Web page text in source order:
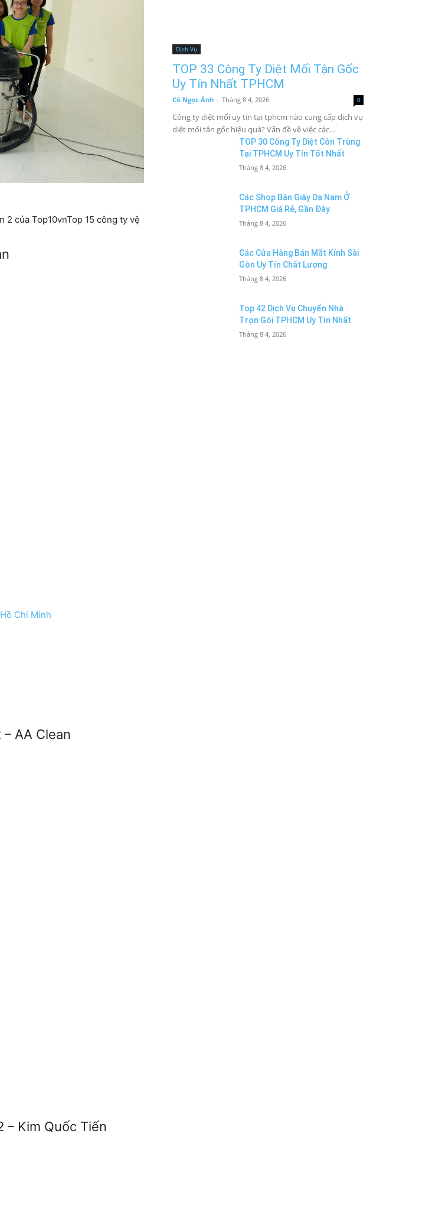
của Top10vnTop 15 công ty vệ
Chí Minh
AA Clean
– Kim Quốc Tiến
Dịch Vụ
TOP 33 Công Ty Diệt Mối Tận Gốc
Uy Tín Nhất TPHCM
Cô Ngọc Ánh - Tháng 8 4, 2026 0
Công ty diệt mối uy tín tại tphcm nào cung cấp dịch vụ
diệt mối tận gốc hiệu quả? Vấn đề về việc các...
TOP 30 Công Ty Diệt Côn Trùng
Tại TPHCM Uy Tín Tốt Nhất
Tháng 8 4, 2026
Các Shop Bán Giày Da Nam Ở
TPHCM Giá Rẻ, Gần Đây
Tháng 8 4, 2026
Các Cửa Hàng Bán Mắt Kính Sài
Gòn Uy Tín Chất Lượng
Tháng 8 4, 2026
Top 42 Dịch Vụ Chuyển Nhà
Trọn Gói TPHCM Uy Tín Nhất
Tháng 8 4, 2026